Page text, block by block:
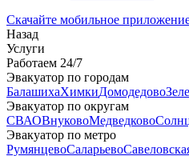
Скачайте мобильное
Назад
Услуги
Работаем 24/7
Эвакуатор по городам
БалашихаХимкиДомодедово
Эвакуатор по округам
СВАОВнуковоМедведково
Эвакуатор по метро
РумянцевоСаларьево